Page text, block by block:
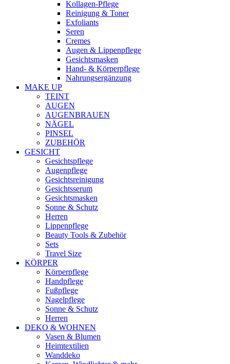
Kollagen-Pflege
Reinigung & Toner
Exfoliants
Seren
Cremes
Augen & Lippenpflege
Gesichtsmasken
Hand- & Körperpflege
Nahrungsergänzung
MAKE UP
TEINT
AUGEN
AUGENBRAUEN
NÄGEL
PINSEL
ZUBEHÖR
GESICHT
Gesichtspflege
Augenpflege
Gesichtsreinigung
Gesichtsserum
Gesichtsmasken
Sonne & Schutz
Herren
Lippenpflege
Beauty Tools & Zubehör
Sets
Travel Size
KÖRPER
Körperpflege
Handpflege
Fußpflege
Nagelpflege
Sonne & Schutz
Herren
DEKO & WOHNEN
Vasen & Blumen
Heimtextilien
Wanddeko